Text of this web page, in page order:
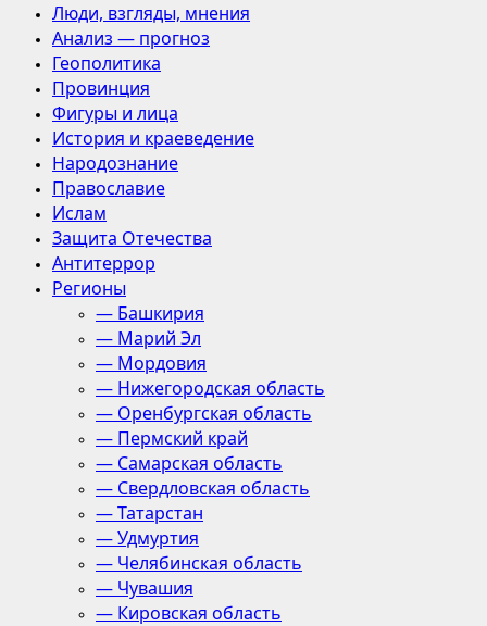
Люди, взгляды, мнения
Анализ — прогноз
Геополитика
Провинция
Фигуры и лица
История и краеведение
Народознание
Православие
Ислам
Защита Отечества
Антитеррор
Регионы
— Башкирия
— Марий Эл
— Мордовия
— Нижегородская область
— Оренбургская область
— Пермский край
— Самарская область
— Свердловская область
— Татарстан
— Удмуртия
— Челябинская область
— Чувашия
— Кировская область